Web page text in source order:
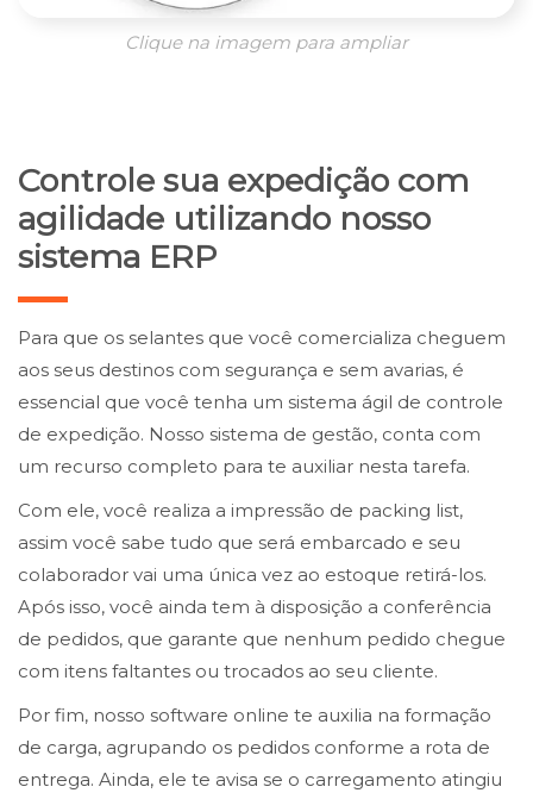
Clique na imagem para ampliar
Controle sua expedição com
agilidade utilizando nosso
sistema ERP
Para que os selantes que você comercializa cheguem
aos seus destinos com segurança e sem avarias, é
essencial que você tenha um sistema ágil de controle
de expedição. Nosso sistema de gestão, conta com
um recurso completo para te auxiliar nesta tarefa.
Com ele, você realiza a impressão de packing list,
assim você sabe tudo que será embarcado e seu
colaborador vai uma única vez ao estoque retirá-los.
Após isso, você ainda tem à disposição a conferência
de pedidos, que garante que nenhum pedido chegue
com itens faltantes ou trocados ao seu cliente.
Por fim, nosso software online te auxilia na formação
de carga, agrupando os pedidos conforme a rota de
entrega. Ainda, ele te avisa se o carregamento atingiu